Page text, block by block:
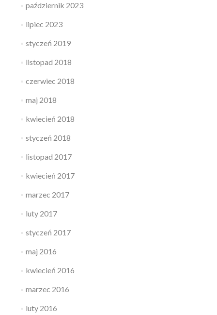
październik 2023
lipiec 2023
styczeń 2019
listopad 2018
czerwiec 2018
maj 2018
kwiecień 2018
styczeń 2018
listopad 2017
kwiecień 2017
marzec 2017
luty 2017
styczeń 2017
maj 2016
kwiecień 2016
marzec 2016
luty 2016